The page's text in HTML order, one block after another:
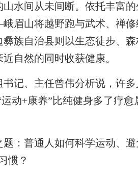
间从未间断。依托丰富的
眉山将越野跑与武术、禅
族自治县则以生态徒步、
自然的同时收获健康。
、主任曾伟分析说，许多
动+康养”比纯健身多了疗
普通人如何科学运动、避
惯？